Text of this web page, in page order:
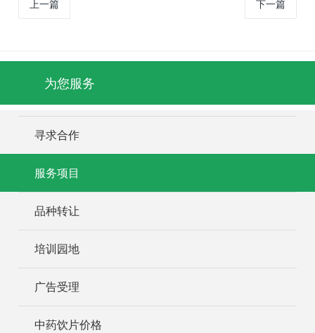
上一篇 下一篇
为您服务
寻求合作
服务项目
品种转让
培训园地
广告受理
中药饮片价格